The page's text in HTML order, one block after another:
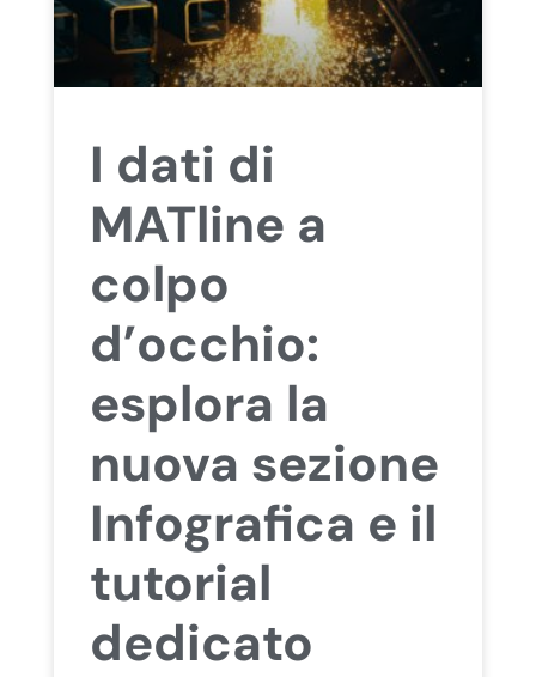
I dati di
MATline a
colpo
d’occhio:
esplora la
nuova sezione
Infografica e il
tutorial
dedicato